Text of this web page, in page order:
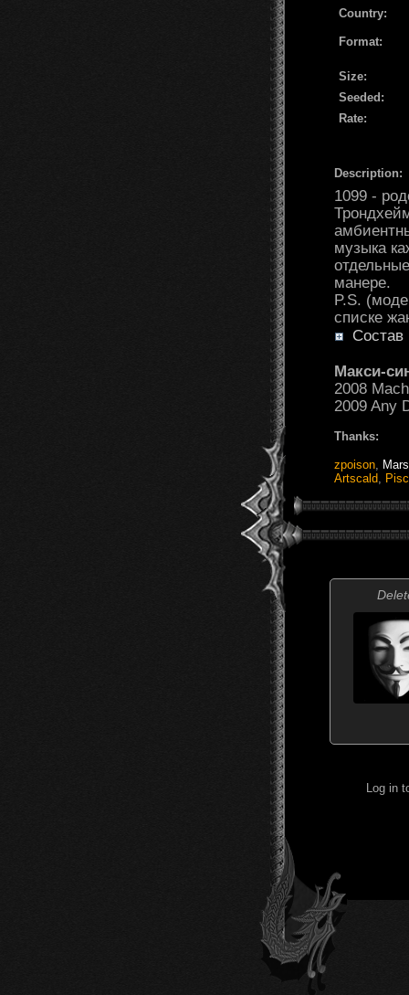
Country:
Format:
Size:
Seeded:
Rate:
Description:
1099 -
музыка
манере.
P.S.
списке
Состав
Макси-
2008
2009 Any
Thanks:
zpoison
Artscald
Log in